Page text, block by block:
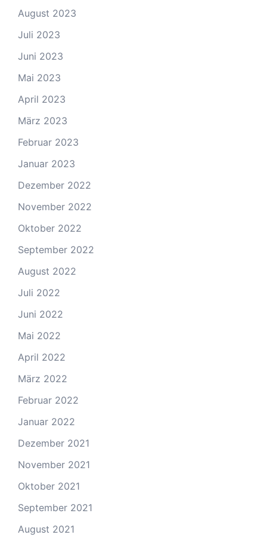
August 2023
Juli 2023
Juni 2023
Mai 2023
April 2023
März 2023
Februar 2023
Januar 2023
Dezember 2022
November 2022
Oktober 2022
September 2022
August 2022
Juli 2022
Juni 2022
Mai 2022
April 2022
März 2022
Februar 2022
Januar 2022
Dezember 2021
November 2021
Oktober 2021
September 2021
August 2021